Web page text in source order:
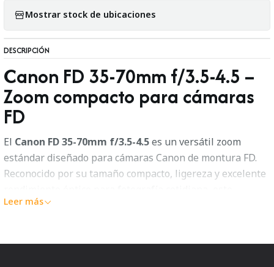
Mostrar stock de ubicaciones
DESCRIPCIÓN
Canon FD 35-70mm f/3.5-4.5 –
Zoom compacto para cámaras
FD
El Canon FD 35-70mm f/3.5-4.5es un versátil zoom
estándar diseñado para cámaras Canon de montura FD.
Reconocido por su tamaño compacto, ligereza y excelente
objetivo es ideal para usuarios de sistemas analógicos
Características destacadas
Leer más